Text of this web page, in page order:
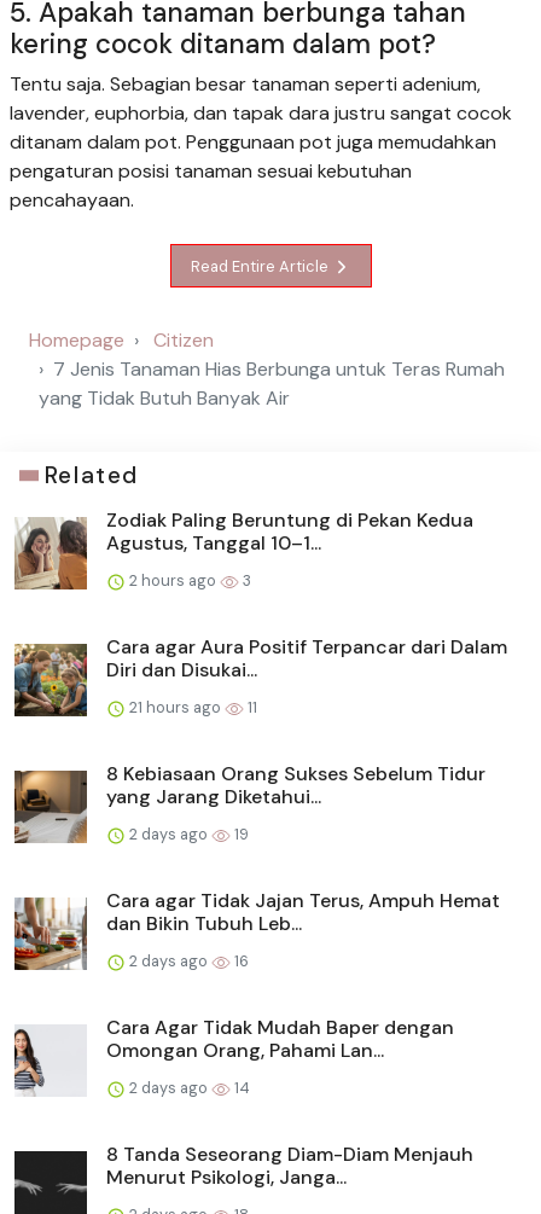
5. Apakah tanaman berbunga tahan
kering cocok ditanam dalam pot?
Tentu saja. Sebagian besar tanaman seperti adenium,
lavender, euphorbia, dan tapak dara justru sangat cocok
ditanam dalam pot. Penggunaan pot juga memudahkan
pengaturan posisi tanaman sesuai kebutuhan
pencahayaan.
Read Entire Article
Homepage
Citizen
7 Jenis Tanaman Hias Berbunga untuk Teras Rumah
yang Tidak Butuh Banyak Air
Related
Zodiak Paling Beruntung di Pekan Kedua
Agustus, Tanggal 10–1...
2 hours ago 3
Cara agar Aura Positif Terpancar dari Dalam
Diri dan Disukai...
21 hours ago 11
8 Kebiasaan Orang Sukses Sebelum Tidur
yang Jarang Diketahui...
2 days ago 19
Cara agar Tidak Jajan Terus, Ampuh Hemat
dan Bikin Tubuh Leb...
2 days ago 16
Cara Agar Tidak Mudah Baper dengan
Omongan Orang, Pahami Lan...
2 days ago 14
8 Tanda Seseorang Diam-Diam Menjauh
Menurut Psikologi, Janga...